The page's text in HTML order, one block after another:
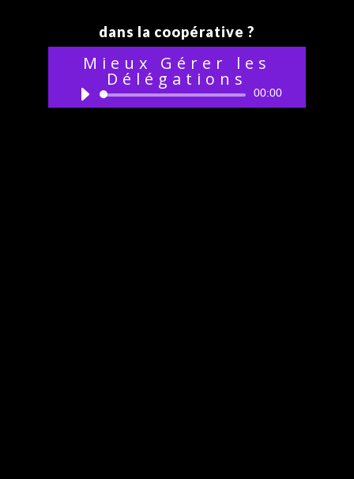
dans la coopérative ?
Mieux Gérer les
Délégations
Lecteur 00:00